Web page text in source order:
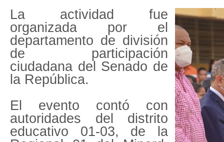
La actividad fue
organizada por el
departamento de división
de participación
ciudadana del Senado de
la República.
El evento contó con
autoridades del distrito
educativo 01-03, de la